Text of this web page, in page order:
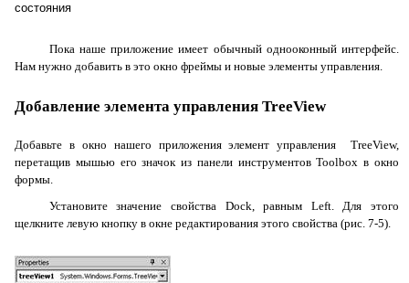
состояния
Пока наше приложение имеет обычный однооконный интерфейс.
Нам нужно добавить в это окно фреймы и новые элементы управления.
Добавление элемента управления TreeView
Добавьте в окно нашего приложения элемент управления TreeView,
перетащив мышью его значок из панели инструментовToolbox в окно
формы.
Установите значение свойства Dock, равным Left. Для этого
щелкните левую кнопку в окне редактирования этого свойства (рис. 7-5).